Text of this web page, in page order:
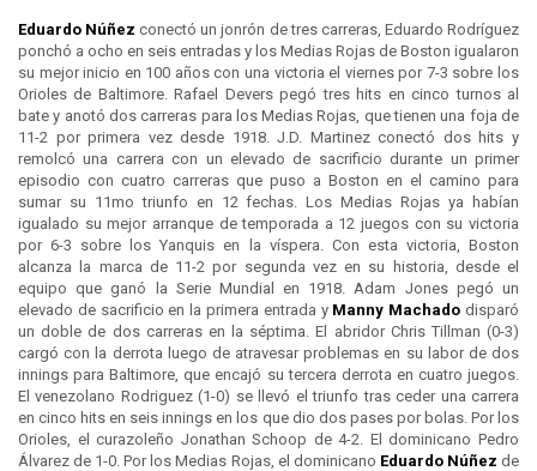
Eduardo Núñez conectó un jonrón de tres carreras, Eduardo Rodríguez
ponchó a ocho en seis entradas y los Medias Rojas de Boston igualaron
su mejor inicio en 100 años con una victoria el viernes por 7-3 sobre los
Orioles de Baltimore. Rafael Devers pegó tres hits en cinco turnos al
bate y anotó dos carreras para los Medias Rojas, que tienen una foja de
11-2 por primera vez desde 1918. J.D. Martinez conectó dos hits y
remolcó una carrera con un elevado de sacrificio durante un primer
episodio con cuatro carreras que puso a Boston en el camino para
sumar su 11mo triunfo en 12 fechas. Los Medias Rojas ya habían
igualado su mejor arranque de temporada a 12 juegos con su victoria
por 6-3 sobre los Yanquis en la víspera. Con esta victoria, Boston
alcanza la marca de 11-2 por segunda vez en su historia, desde el
equipo que ganó la Serie Mundial en 1918. Adam Jones pegó un
elevado de sacrificio en la primera entrada y Manny Machado disparó
un doble de dos carreras en la séptima. El abridor Chris Tillman (0-3)
cargó con la derrota luego de atravesar problemas en su labor de dos
innings para Baltimore, que encajó su tercera derrota en cuatro juegos.
El venezolano Rodriguez (1-0) se llevó el triunfo tras ceder una carrera
en cinco hits en seis innings en los que dio dos pases por bolas. Por los
Orioles, el curazoleño Jonathan Schoop de 4-2. El dominicano Pedro
Álvarez de 1-0. Por los Medias Rojas, el dominicano Eduardo Núñez de